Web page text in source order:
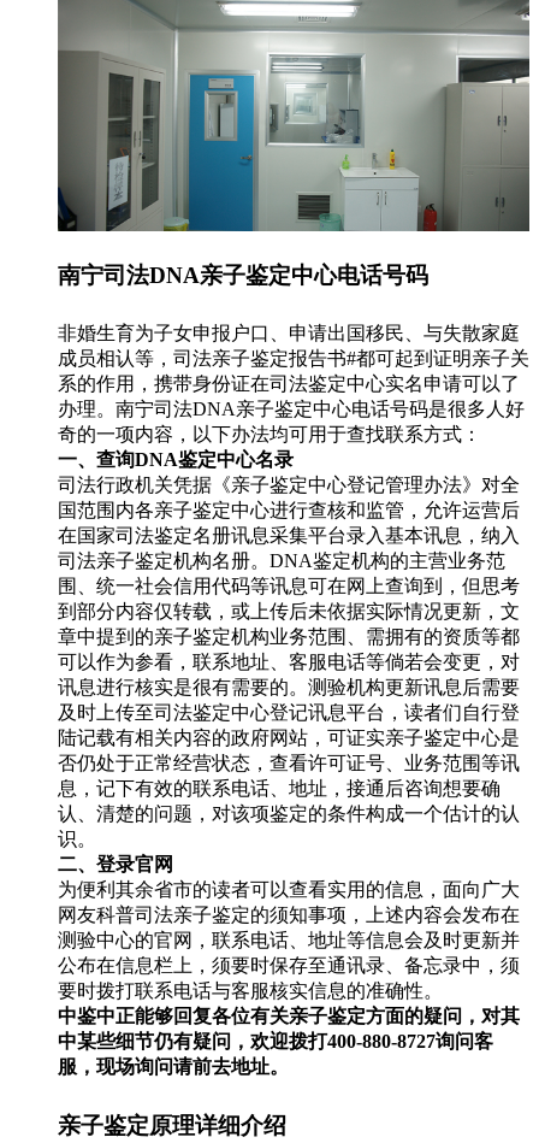
南宁司法DNA亲子鉴定中心电话号码
非婚生育为子女申报户口、申请出国移民、与失散家庭
成员相认等，司法亲子鉴定报告书#都可起到证明亲子关
系的作用，携带身份证在司法鉴定中心实名申请可以了
办理。南宁司法DNA亲子鉴定中心电话号码是很多人好
奇的一项内容，以下办法均可用于查找联系方式：
一、查询DNA鉴定中心名录
司法行政机关凭据《亲子鉴定中心登记管理办法》对全
国范围内各亲子鉴定中心进行查核和监管，允许运营后
在国家司法鉴定名册讯息采集平台录入基本讯息，纳入
司法亲子鉴定机构名册。DNA鉴定机构的主营业务范
围、统一社会信用代码等讯息可在网上查询到，但思考
到部分内容仅转载，或上传后未依据实际情况更新，文
章中提到的亲子鉴定机构业务范围、需拥有的资质等都
可以作为参看，联系地址、客服电话等倘若会变更，对
讯息进行核实是很有需要的。测验机构更新讯息后需要
及时上传至司法鉴定中心登记讯息平台，读者们自行登
陆记载有相关内容的政府网站，可证实亲子鉴定中心是
否仍处于正常经营状态，查看许可证号、业务范围等讯
息，记下有效的联系电话、地址，接通后咨询想要确
认、清楚的问题，对该项鉴定的条件构成一个估计的认
识。
二、登录官网
为便利其余省市的读者可以查看实用的信息，面向广大
网友科普司法亲子鉴定的须知事项，上述内容会发布在
测验中心的官网，联系电话、地址等信息会及时更新并
公布在信息栏上，须要时保存至通讯录、备忘录中，须
要时拨打联系电话与客服核实信息的准确性。
中鉴中正能够回复各位有关亲子鉴定方面的疑问，对其
中某些细节仍有疑问，欢迎拨打400-880-8727询问客
服，现场询问请前去地址。
亲子鉴定原理详细介绍